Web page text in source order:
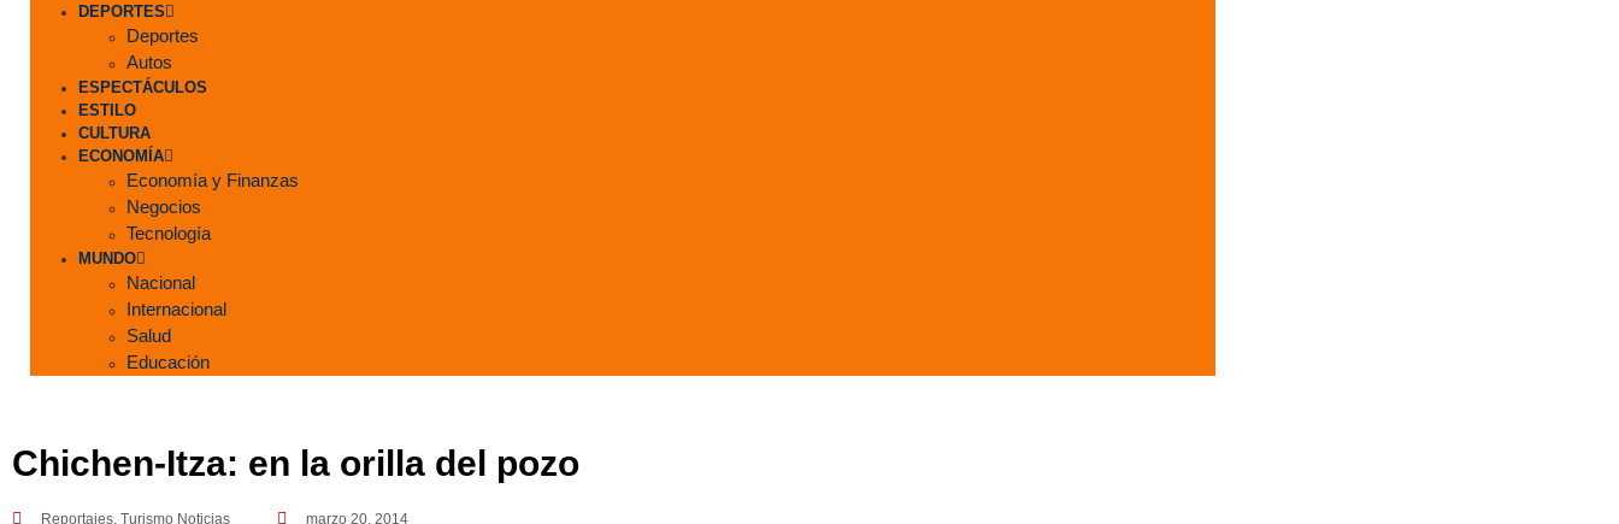
DEPORTES
Deportes
Autos
ESPECTÁCULOS
ESTILO
CULTURA
ECONOMÍA
Economía y Finanzas
Negocios
Tecnología
MUNDO
Nacional
Internacional
Salud
Educación
Chichen-Itza: en la orilla del pozo
Reportajes, Turismo Noticias marzo 20, 2014